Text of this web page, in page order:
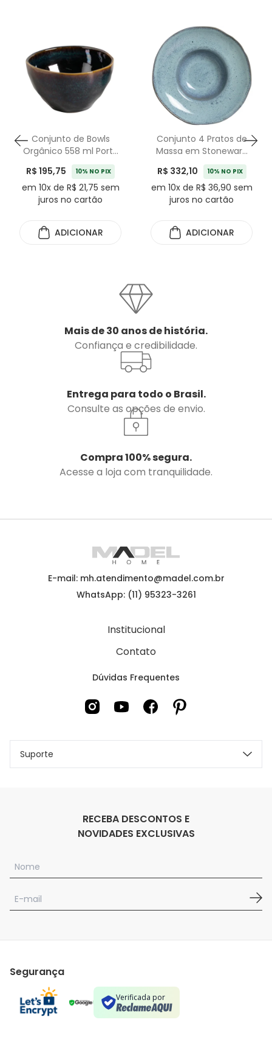
Conjunto de Bowls
Orgânico 558 ml Porto
Brasil Oceano - 6 Peças
R$ 195,75 10% NO PIX
em 10x de R$ 21,75 sem
juros no cartão
ADICIONAR
Conjunto 4 Pratos de
Massa em Stoneware
Breeze Porto Brasil -
28cm
R$ 332,10 10% NO PIX
em 10x de R$ 36,90 sem
juros no cartão
ADICIONAR
Mais de 30 anos de história.
Confiança e credibilidade.
Entrega para todo o Brasil.
Consulte as opções de envio.
Compra 100% segura.
Acesse a loja com tranquilidade.
E-mail: mh.atendimento@madel.com.br
WhatsApp: (11) 95323-3261
Institucional
Contato
Dúvidas Frequentes
Suporte
RECEBA DESCONTOS E
NOVIDADES EXCLUSIVAS
Segurança
Verificada por